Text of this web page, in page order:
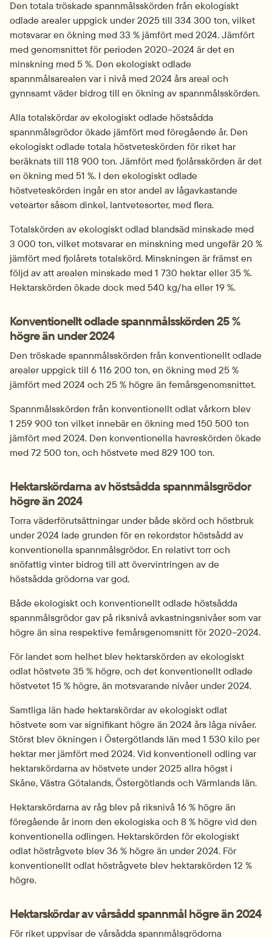
Den totala tröskade spannmålsskörden från ekologiskt
odlade arealer uppgick under 2025 till 334 300 ton, vilket
motsvarar en ökning med 33 % jämfört med 2024. Jämfört
med genomsnittet för perioden 2020–2024 är det en
minskning med 5 %. Den ekologiskt odlade
spannmålsarealen var i nivå med 2024 års areal och
gynnsamt väder bidrog till en ökning av spannmålsskörden.
Alla totalskördar av ekologiskt odlade höstsådda
spannmålsgrödor ökade jämfört med föregående år. Den
ekologiskt odlade totala höstveteskörden för riket har
beräknats till 118 900 ton. Jämfört med fjolårsskörden är det
en ökning med 51 %. I den ekologiskt odlade
höstveteskörden ingår en stor andel av lågavkastande
vetearter såsom dinkel, lantvetesorter, med flera.
Totalskörden av ekologiskt odlad blandsäd minskade med
3 000 ton, vilket motsvarar en minskning med ungefär 20 %
jämfört med fjolårets totalskörd. Minskningen är främst en
följd av att arealen minskade med 1 730 hektar eller 35 %.
Hektarskörden ökade dock med 540 kg/ha eller 19 %.
Konventionellt odlade spannmålsskörden 25 %
högre än under 2024
Den tröskade spannmålsskörden från konventionellt odlade
arealer uppgick till 6 116 200 ton, en ökning med 25 %
jämfört med 2024 och 25 % högre än femårsgenomsnittet.
Spannmålsskörden från konventionellt odlat vårkorn blev
1 259 900 ton vilket innebär en ökning med 150 500 ton
jämfört med 2024. Den konventionella havreskörden ökade
med 72 500 ton, och höstvete med 829 100 ton.
Hektarskördarna av höstsådda spannmålsgrödor
högre än 2024
Torra väderförutsättningar under både skörd och höstbruk
under 2024 lade grunden för en rekordstor höstsådd av
konventionella spannmålsgrödor. En relativt torr och
snöfattig vinter bidrog till att övervintringen av de
höstsådda grödorna var god.
Både ekologiskt och konventionellt odlade höstsådda
spannmålsgrödor gav på riksnivå avkastningsnivåer som var
högre än sina respektive femårsgenomsnitt för 2020–2024.
För landet som helhet blev hektarskörden av ekologiskt
odlat höstvete 35 % högre, och det konventionellt odlade
höstvetet 15 % högre, än motsvarande nivåer under 2024.
Samtliga län hade hektarskördar av ekologiskt odlat
höstvete som var signifikant högre än 2024 års låga nivåer.
Störst blev ökningen i Östergötlands län med 1 530 kilo per
hektar mer jämfört med 2024. Vid konventionell odling var
hektarskördarna av höstvete under 2025 allra högst i
Skåne, Västra Götalands, Östergötlands och Värmlands län.
Hektarskördarna av råg blev på riksnivå 16 % högre än
föregående år inom den ekologiska och 8 % högre vid den
konventionella odlingen. Hektarskörden för ekologiskt
odlat höstrågvete blev 36 % högre än under 2024. För
konventionellt odlat höstrågvete blev hektarskörden 12 %
högre.
Hektarskördar av vårsådd spannmål högre än 2024
För riket uppvisar de vårsådda spannmålsgrödorna